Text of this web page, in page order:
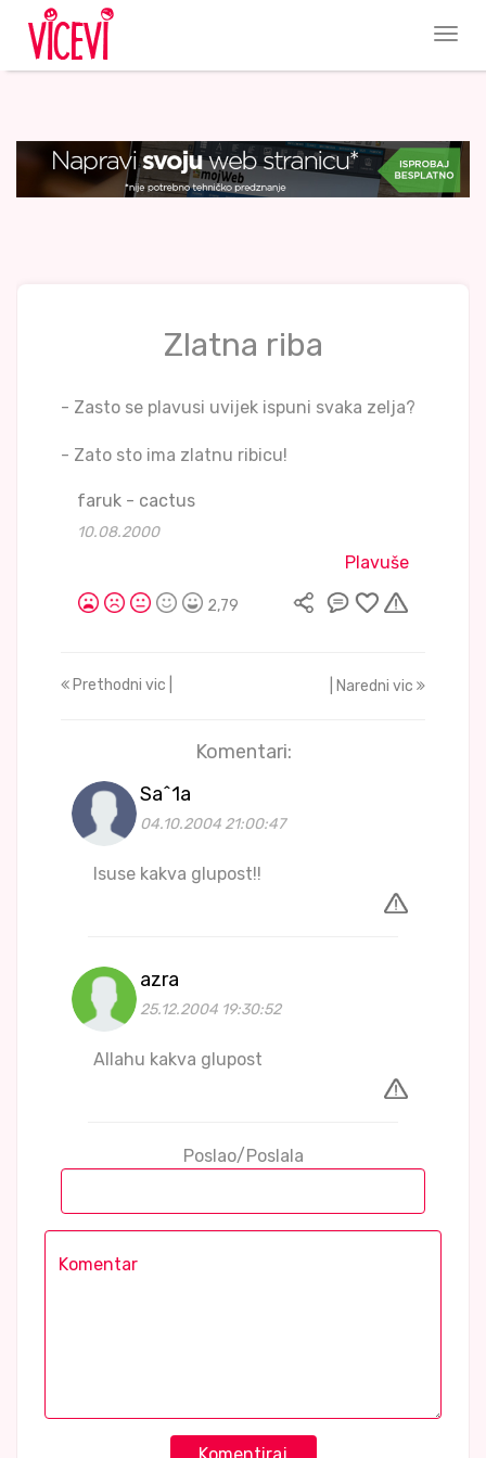
Zlatna riba
- Zasto se plavusi uvijek ispuni svaka zelja?
- Zato sto ima zlatnu ribicu!
faruk - cactus
10.08.2000
Plavuše
2,79
Prethodni vic | | Naredni vic
Komentari:
Sa^1a
04.10.2004 21:00:47
Isuse kakva glupost!!
azra
25.12.2004 19:30:52
Allahu kakva glupost
Poslao/Poslala
Komentiraj